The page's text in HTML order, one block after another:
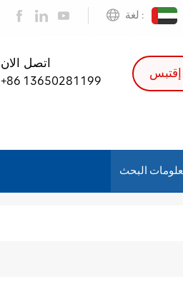
لغة :
اتصل الان
+86 13650281199